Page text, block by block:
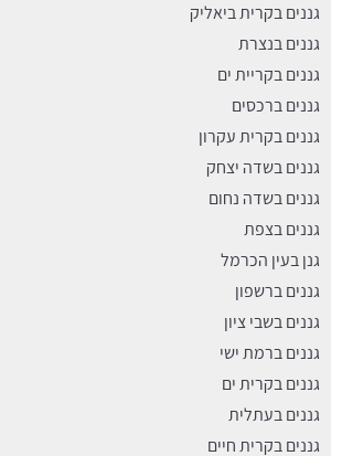
גננים בקרית ביאליק
גננים בנצרת
גננים בקריית ים
גננים ברכסים
גננים בקרית עקרון
גננים בשדה יצחק
גננים בשדה נחום
גננים בצפת
גנן בעין הכרמל
גננים ברשפון
גננים בשבי ציון
גננים ברמת ישי
גננים בקרית ים
גננים בעתלית
גננים בקרית חיים